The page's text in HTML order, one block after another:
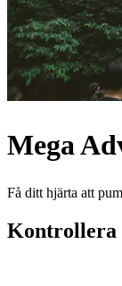
Mega
Få ditt hjärta att
Kontrollera